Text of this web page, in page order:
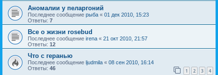
Аномалии у пеларгоний
Последнее сообщение рыба « 01 дек 2010, 15:23
Ответы: 7
Все о жизни rosebud
Последнее сообщение irena « 21 окт 2010, 21:57
Ответы: 12
Что с геранью
Последнее сообщение ljudmila « 08 сен 2010, 16:14
Ответы: 46 1 2 3 4